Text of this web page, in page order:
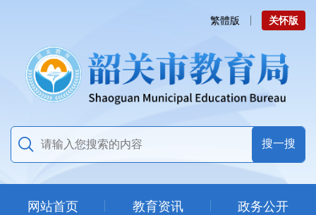
繁體版 关怀版
网站首页 教育资讯
政务公开